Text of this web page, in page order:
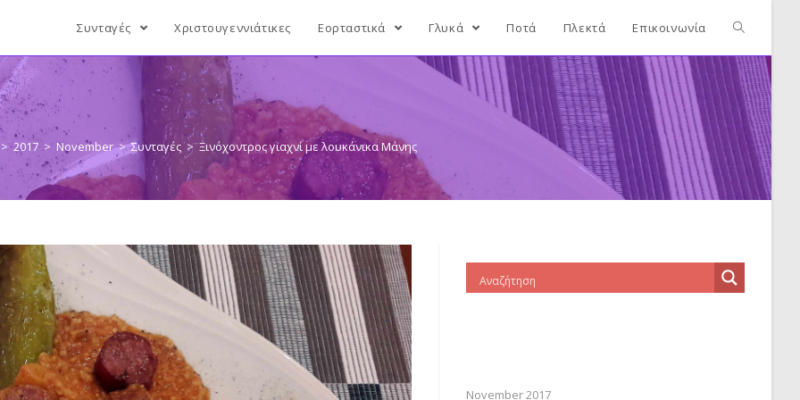
Συνταγές Χριστουγεννιάτικες Εορταστικά Γλυκά Ποτά Πλεκτά Επικοινωνία
> 2017 > November > Συνταγές > Ξινόχοντρος γιαχνί με λουκάνικα Μάνης
November 2017